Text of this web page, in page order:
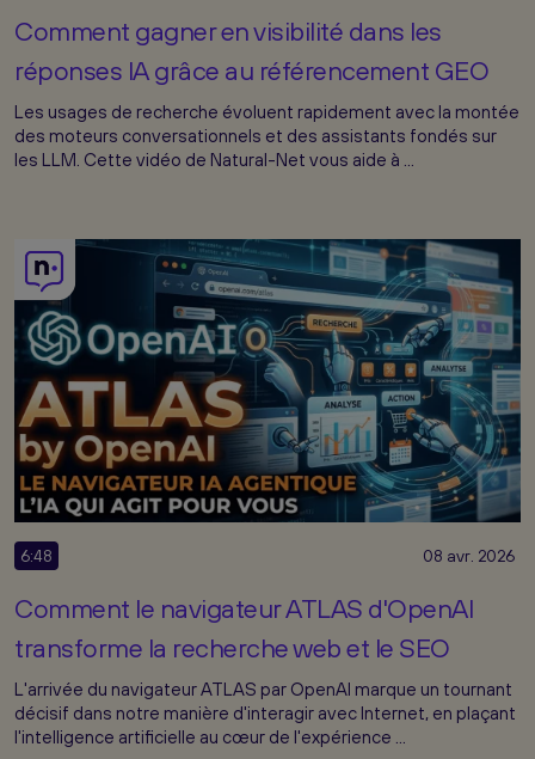
Comment gagner en visibilité dans les
réponses IA grâce au référencement GEO
Les usages de recherche évoluent rapidement avec la montée
des moteurs conversationnels et des assistants fondés sur
les LLM. Cette vidéo de Natural-Net vous aide à ...
6:48 08 avr. 2026
Comment le navigateur ATLAS d'OpenAI
transforme la recherche web et le SEO
L'arrivée du navigateur ATLAS par OpenAI marque un tournant
décisif dans notre manière d'interagir avec Internet, en plaçant
l'intelligence artificielle au cœur de l'expérience ...